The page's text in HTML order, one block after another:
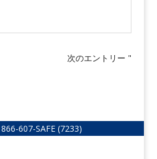
次のエントリー "
866-607-SAFE (7233)